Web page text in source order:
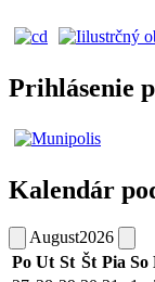
Prihlásenie
Kalendár
August2026
Po Ut St Št Pia So